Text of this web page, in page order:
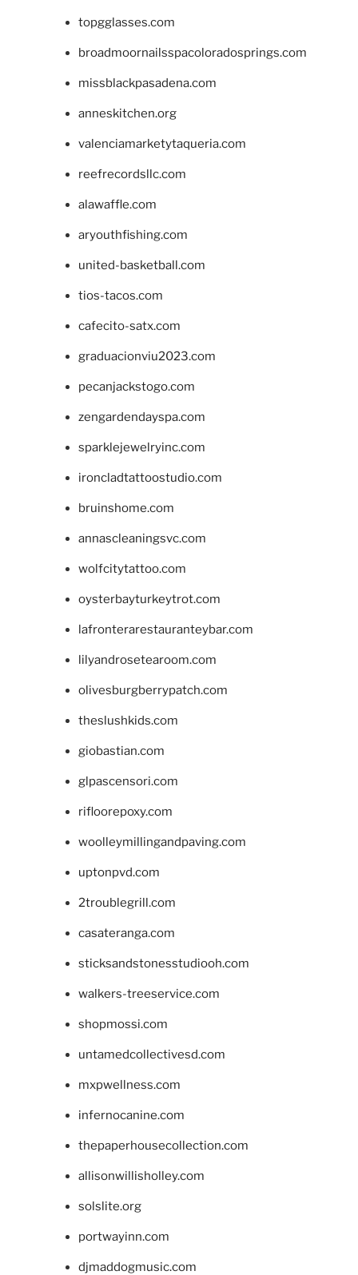
topgglasses.com
broadmoornailsspacoloradosprings.com
missblackpasadena.com
anneskitchen.org
valenciamarketytaqueria.com
reefrecordsllc.com
alawaffle.com
aryouthfishing.com
united-basketball.com
tios-tacos.com
cafecito-satx.com
graduacionviu2023.com
pecanjackstogo.com
zengardendayspa.com
sparklejewelryinc.com
ironcladtattoostudio.com
bruinshome.com
annascleaningsvc.com
wolfcitytattoo.com
oysterbayturkeytrot.com
lafronterarestauranteybar.com
lilyandrosetearoom.com
olivesburgberrypatch.com
theslushkids.com
giobastian.com
glpascensori.com
rifloorepoxy.com
woolleymillingandpaving.com
uptonpvd.com
2troublegrill.com
casateranga.com
sticksandstonesstudiooh.com
walkers-treeservice.com
shopmossi.com
untamedcollectivesd.com
mxpwellness.com
infernocanine.com
thepaperhousecollection.com
allisonwillisholley.com
solslite.org
portwayinn.com
djmaddogmusic.com